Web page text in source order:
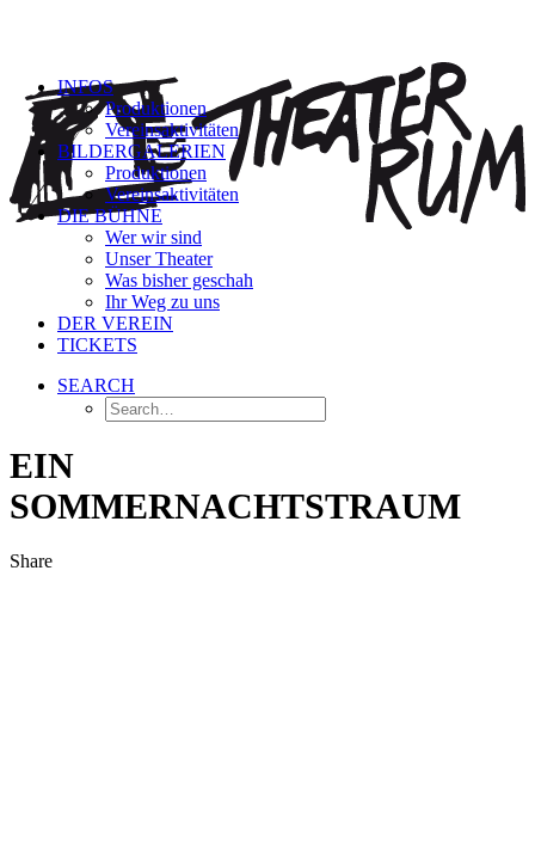
INFOS
Produktionen
Vereinsaktivitäten
BILDERGALERIEN
Produktionen
Vereinsaktivitäten
DIE BÜHNE
Wer wir sind
Unser Theater
Was bisher geschah
Ihr Weg zu uns
DER VEREIN
TICKETS
SEARCH
EIN
SOMMERNACHTSTRAUM
Share